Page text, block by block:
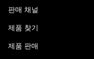
판매 채널
제품 찾기
제품 판매